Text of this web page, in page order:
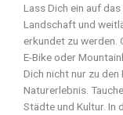
Lass Dich ein auf
Landschaft und
erkundet zu werden.
E-Bike oder
Dich nicht nur zu
Naturerlebnis.
Städte und Kultur. In